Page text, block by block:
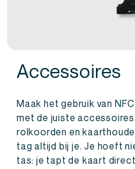
Accessoires
Maak het gebruik van
met de juiste
rolkoorden en
tag altijd bij je. Je hoeft
tas: je tapt de kaart